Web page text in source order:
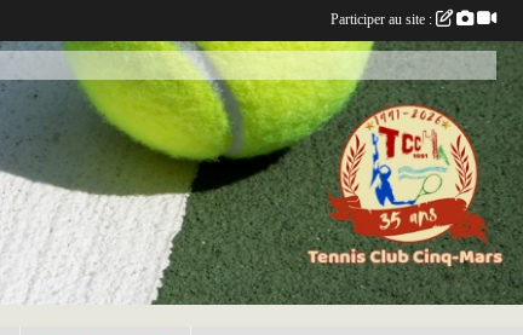
Participer au site :